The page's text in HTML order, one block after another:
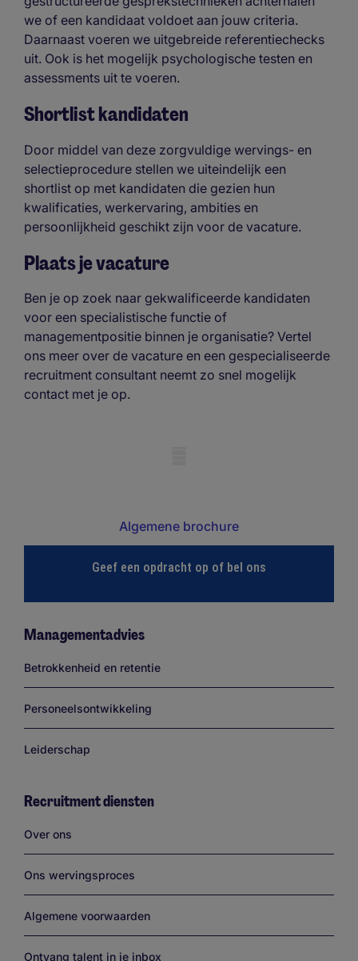
we of een kandidaat voldoet aan jouw criteria.
Daarnaast voeren we uitgebreide referentiechecks
uit. Ook is het mogelijk psychologische testen en
assessments uit te voeren.
Shortlist kandidaten
Door middel van deze zorgvuldige wervings- en
selectieprocedure stellen we uiteindelijk een
shortlist op met kandidaten die gezien hun
kwalificaties, werkervaring, ambities en
persoonlijkheid geschikt zijn voor de vacature.
Plaats je vacature
Ben je op zoek naar gekwalificeerde kandidaten
voor een specialistische functie of
managementpositie binnen je organisatie? Vertel
ons meer over de vacature en een gespecialiseerde
recruitment consultant neemt zo snel mogelijk
contact met je op.
Algemene brochure
Geef een opdracht op of bel ons
Managementadvies
Betrokkenheid en retentie
Personeelsontwikkeling
Leiderschap
Recruitment diensten
Over ons
Ons wervingsproces
Algemene voorwaarden
Ontvang talent in je inbox